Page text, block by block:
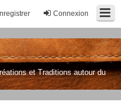
Connexion
et Traditions autour du